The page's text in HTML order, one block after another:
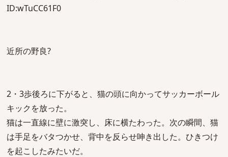
ID:wTuCC61F0
近所の野良?
2・3歩後ろに下がると、猫の頭に向かってサッカーボール
キックを放った。
猫は一直線に壁に激突し、床に横たわった。次の瞬間、猫
は手足をバタつかせ、背中を反らせ呻き出した。ひきつけ
を起こしたみたいだ。